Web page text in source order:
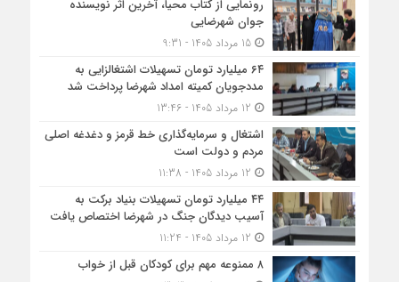
رونمایی از کتاب محیا، آخرین اثر نویسنده
جوان شهرضایی
15 مرداد 1405 - 9:31
۶۴ میلیارد تومان تسهیلات اشتغالزایی به
مددجویان کمیته امداد شهرضا پرداخت شد
اشتغال و سرمایه‌گذاری خط قرمز و دغدغه اصلی
مردم و دولت است
۴۴ میلیارد تومان تسهیلات بنیاد برکت به
آسیب دیدگان جنگ در شهرضا اختصاص یافت
۸ ممنوعه مهم برای کودکان قبل از خواب